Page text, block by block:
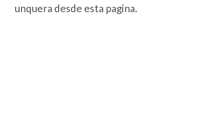
unquera desde esta pagina.